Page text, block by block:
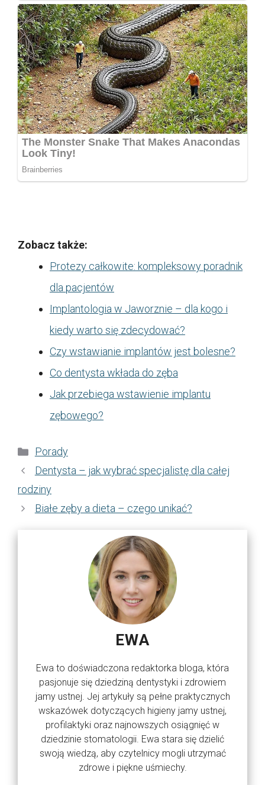
Zobacz także:
Protezy całkowite: kompleksowy poradnik
dla pacjentów
Implantologia w Jaworznie – dla kogo i
kiedy warto się zdecydować?
Czy wstawianie implantów jest bolesne?
Co dentysta wkłada do zęba
Jak przebiega wstawienie implantu
zębowego?
Kategorie
Porady
Dentysta – jak wybrać specjalistę dla całej
rodziny
Białe zęby a dieta – czego unikać?
EWA
Ewa to doświadczona redaktorka bloga, która
pasjonuje się dziedziną dentystyki i zdrowiem
jamy ustnej. Jej artykuły są pełne praktycznych
wskazówek dotyczących higieny jamy ustnej,
profilaktyki oraz najnowszych osiągnięć w
dziedzinie stomatologii. Ewa stara się dzielić
swoją wiedzą, aby czytelnicy mogli utrzymać
zdrowe i piękne uśmiechy.